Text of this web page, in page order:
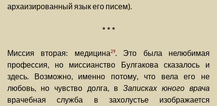
архаизированный язык его писем).
* * *
Миссия вторая: медицина29. Это была нелюбимая
профессия, но миссианство Булгакова сказалось и
здесь. Возможно, именно потому, что вела его не
любовь, но чувство долга, в Записках юного врача
врачебная служба в захолустье изображается